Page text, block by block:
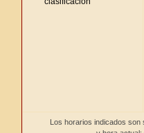
Los horarios indicados son